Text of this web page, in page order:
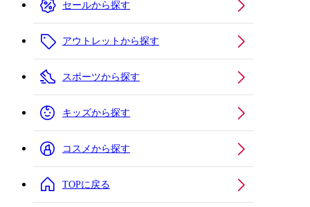
セールから探す
アウトレットから探す
スポーツから探す
キッズから探す
コスメから探す
TOPに戻る